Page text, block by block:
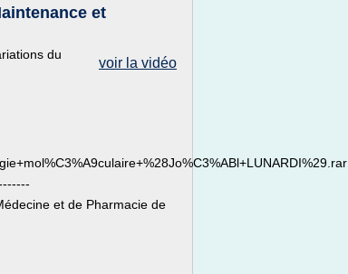
et
voir la vidéo
du
et de Pharmacie de